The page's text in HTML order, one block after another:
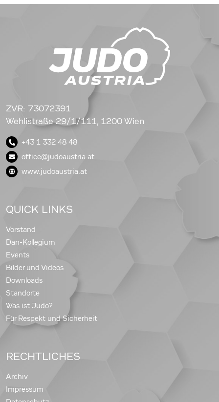
ZVR: 73072391
Wehlistraße 29/1/111, 1200 Wien
+43 1 332 48 48
office@judoaustria.at
www.judoaustria.at
QUICK LINKS
Vorstand
Dan-Kollegium
Events
Bilder und Videos
Downloads
Standorte
Was ist Judo?
Für Respekt und Sicherheit
RECHTLICHES
Archiv
Impressum